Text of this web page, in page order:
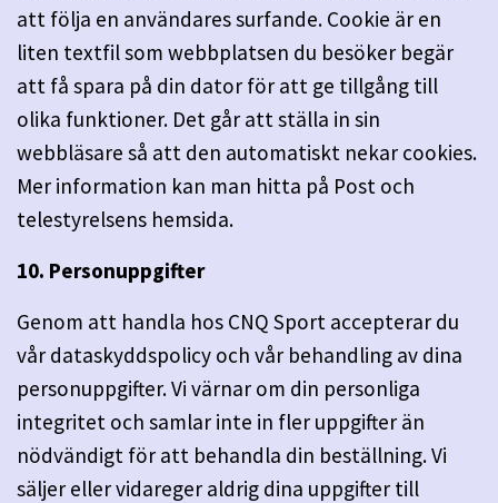
att följa en användares surfande. Cookie är en
liten textfil som webbplatsen du besöker begär
att få spara på din dator för att ge tillgång till
olika funktioner. Det går att ställa in sin
webbläsare så att den automatiskt nekar cookies.
Mer information kan man hitta på Post och
telestyrelsens hemsida.
10. Personuppgifter
Genom att handla hos CNQ Sport accepterar du
vår dataskyddspolicy och vår behandling av dina
personuppgifter. Vi värnar om din personliga
integritet och samlar inte in fler uppgifter än
nödvändigt för att behandla din beställning. Vi
säljer eller vidareger aldrig dina uppgifter till